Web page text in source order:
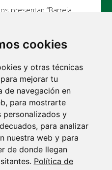
cookies
y otras técnicas
mejorar tu
de navegación en
para mostrarte
personalizados y
para analizar
nuestra web y para
de donde llegan
Política de
presentan “Barreja
los éxitos más barbudos
“Enciclopèdia
de vacances”.Música pop
con instrumentos de
canta y que un
Y también podríamos
y un príncipe toca los
princesa y una princesa
verdad. Entre guitarras
plástico,
Casas haciendo